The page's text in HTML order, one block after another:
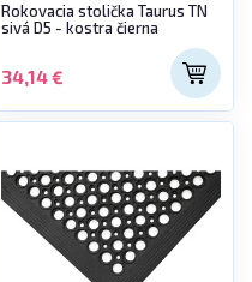
Rokovacia stolička Taurus TN
sivá D5 - kostra čierna
34,14 €